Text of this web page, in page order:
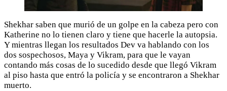
Shekhar saben que murió de un golpe en la cabeza pero con
Katherine no lo tienen claro y tiene que hacerle la autopsia.
Y mientras llegan los resultados Dev va hablando con los
dos sospechosos, Maya y Vikram, para que le vayan
contando más cosas de lo sucedido desde que llegó Vikram
al piso hasta que entró la policía y se encontraron a Shekhar
muerto.